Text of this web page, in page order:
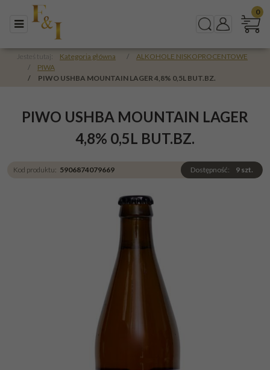
Menu SzukajPanel
0
Jesteś tutaj: Kategoria główna /
ALKOHOLE NISKOPROCENTOWE
/
PIWA
/
PIWO USHBA MOUNTAIN LAGER 4,8% 0,5L BUT.BZ.
PIWO USHBA MOUNTAIN LAGER
4,8% 0,5L BUT.BZ.
Kod produktu: 5906874079669 Dostępność: 9 szt.